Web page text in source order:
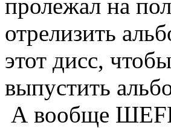
пролежал на
отрелизить
этот дисс,
выпустить
А вообще ШЕFF